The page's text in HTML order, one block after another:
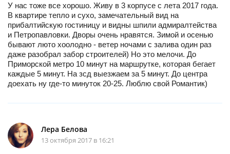
У нас тоже все хорошо. Живу в 3 корпусе с лета 2017 года.
В квартире тепло и сухо, замечательный вид на
прибалтийскую гостиницу и видны шпили адмиралтейства
и Петропавловки. Дворы очень нравятся. Зимой и осенью
бывают люто хоолодно - ветер ночами с залива один раз
даже разобрал забор строителей) Но это мелочи. До
Приморской метро 10 минут на маршрутке, которая бегает
каждые 5 минут. На зсд выезжаем за 5 минут. До центра
доехать ну где-то минуток 20-25. Люблю свой Романтик)
Лера Белова
13 октября 2017 в 16:21